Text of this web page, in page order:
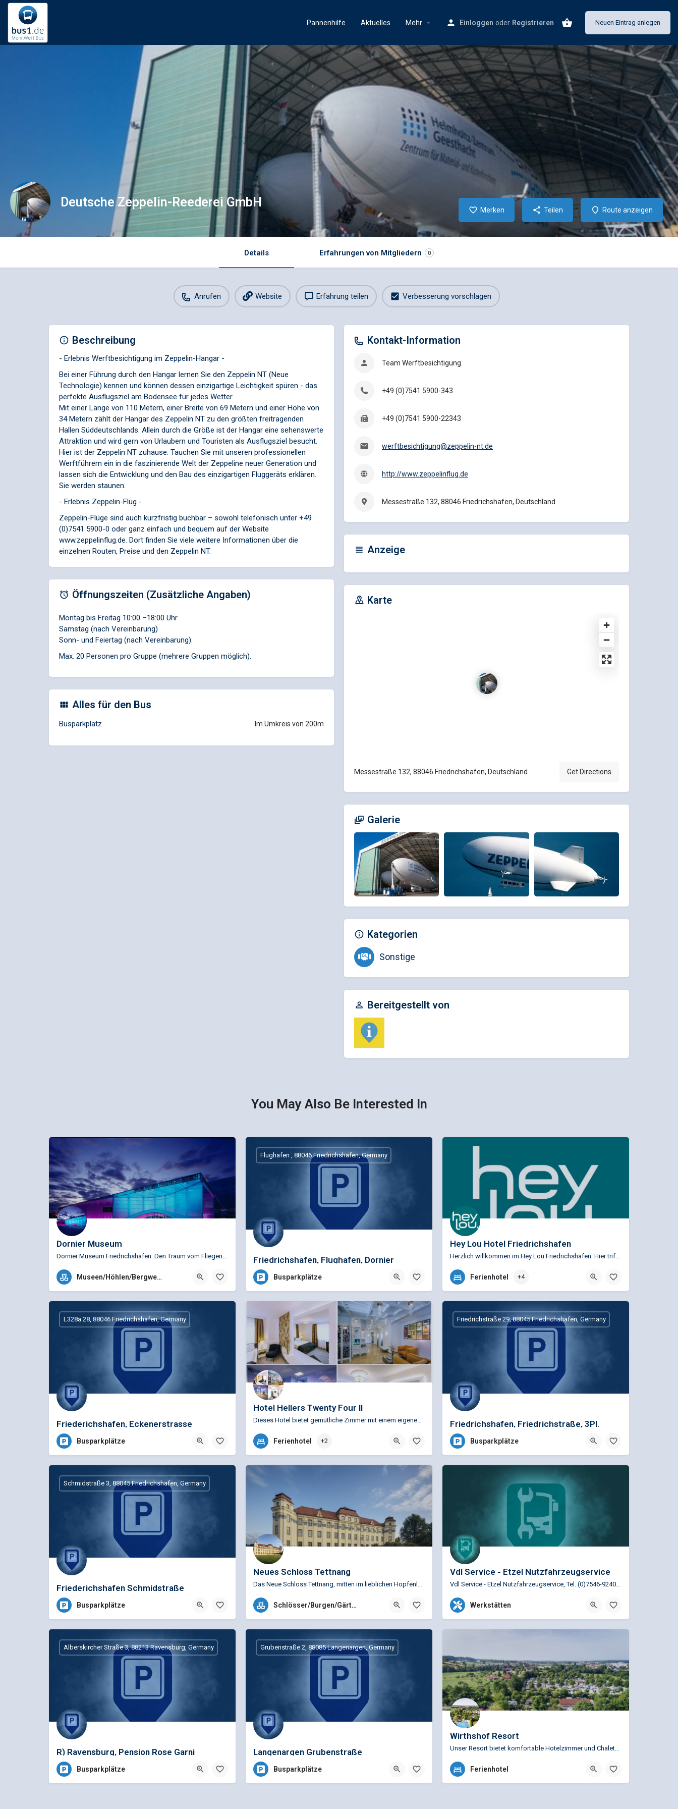
Pannenhilfe Aktuelles Mehr Einloggen oder Registrieren Neuen Eintrag anlegen
Deutsche Zeppelin-Reederei GmbH
Merken Teilen Route anzeigen
Details Erfahrungen von Mitgliedern 0
Anrufen Website Erfahrung teilen Verbesserung vorschlagen
Beschreibung
- Erlebnis Werftbesichtigung im Zeppelin-Hangar -
Bei einer Führung durch den Hangar lernen Sie den Zeppelin NT (Neue
Technologie) kennen und können dessen einzigartige Leichtigkeit spüren - das
perfekte Ausflugsziel am Bodensee für jedes Wetter.
Mit einer Länge von 110 Metern, einer Breite von 69 Metern und einer Höhe von
34 Metern zählt der Hangar des Zeppelin NT zu den größten freitragenden
Hallen Süddeutschlands. Allein durch die Größe ist der Hangar eine sehenswerte
Attraktion und wird gern von Urlaubern und Touristen als Ausflugsziel besucht.
Hier ist der Zeppelin NT zuhause. Tauchen Sie mit unseren professionellen
Werftführern ein in die faszinierende Welt der Zeppeline neuer Generation und
lassen sich die Entwicklung und den Bau des einzigartigen Fluggeräts erklären.
Sie werden staunen.
- Erlebnis Zeppelin-Flug -
Zeppelin-Flüge sind auch kurzfristig buchbar – sowohl telefonisch unter +49
(0)7541 5900-0 oder ganz einfach und bequem auf der Website
www.zeppelinflug.de. Dort finden Sie viele weitere Informationen über die
einzelnen Routen, Preise und den Zeppelin NT.
Öffnungszeiten (Zusätzliche Angaben)
Montag bis Freitag 10:00 –18:00 Uhr
Samstag (nach Vereinbarung)
Sonn- und Feiertag (nach Vereinbarung).
Max. 20 Personen pro Gruppe (mehrere Gruppen möglich).
Alles für den Bus
Busparkplatz Im Umkreis von 200m
Kontakt-Information
Team Werftbesichtigung
+49 (0)7541 5900-343
+49 (0)7541 5900-22343
werftbesichtigung@zeppelin-nt.de
http://www.zeppelinflug.de
Messestraße 132, 88046 Friedrichshafen, Deutschland
Anzeige
Karte
Messestraße 132, 88046 Friedrichshafen, Deutschland Get Directions
Galerie
Kategorien
Sonstige
Bereitgestellt von
You May Also Be Interested In
Dornier Museum
+49 (0)7541 487 36 11
Claude-Dornier-Platz 1 (am Flughafen), 88046 Friedrichshafen, Deutschland
Museen/Höhlen/Bergwerke
Friedrichshafen, Flughafen, Dornier
Museum, 4Pl.
Flughafen , 88046 Friedrichshafen, Germany
Busparkplätze
Hey Lou Hotel Friedrichshafen
+49 (0)7541 3600100
Ailingerstraße 128, 88046 Friedrichshafen, Deutschland
Ferienhotel +4
Friederichshafen, Eckenerstrasse
L328a 28, 88046 Friedrichshafen, Germany
Busparkplätze
Hotel Hellers Twenty Four II
+49 (0)7541 6060
Sonnenbergstraße 12, 88045 Friedrichshafen, Deutschland
Ferienhotel +2
Friedrichshafen, Friedrichstraße, 3Pl.
Friedrichstraße 29, 88045 Friedrichshafen, Germany
Busparkplätze
Friederichshafen Schmidstraße
Schmidstraße 3, 88045 Friedrichshafen, Germany
Busparkplätze
Neues Schloss Tettnang
+49 (0)7542 510500
Montfortplatz 1, 88069 Tettnang, Deutschland
Schlösser/Burgen/Gärten
Vdl Service - Etzel Nutzfahrzeugservice
+31402948080 (ITS-VDL - Pannenfall - Notrufnummer)
Säntisstraße 50, Oberteuringen,
Werkstätten
R) Ravensburg, Pension Rose Garni
Alberskircher Straße 3, 88213 Ravensburg, Germany
Busparkplätze
Langenargen Grubenstraße
Grubenstraße 2, 88085 Langenargen, Germany
Busparkplätze
Wirthshof Resort
+49 (0)7544 96270
Steibensteg 10, 88677 Markdorf, Deutschland
Ferienhotel